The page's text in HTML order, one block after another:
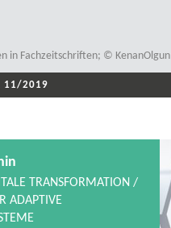
in Fachzeitschriften; © KenanOlgun
11/2019
TRANSFORMATION /
ADAPTIVE